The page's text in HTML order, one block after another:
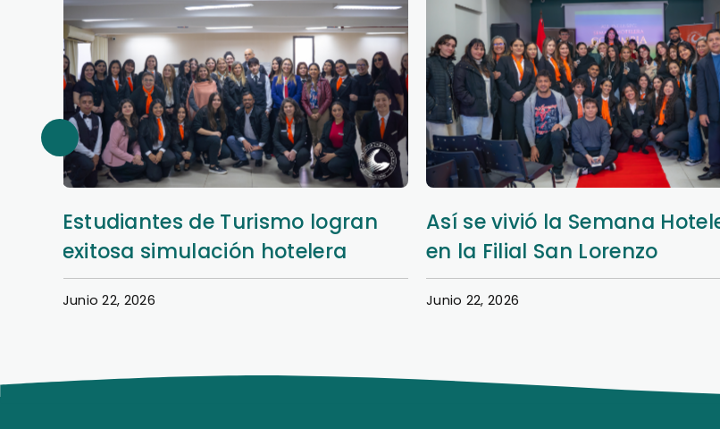
Estudiantes de Turismo logran
exitosa simulación hotelera
Junio 22, 2026
Así se vivió la Semana
en la Filial San Lorenzo
Junio 22, 2026